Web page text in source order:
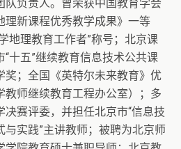
队负责人。曾荣获中国教育学会
理新课程优秀教学成果》一等
地理教育工作者”称号；北京课
十五”继续教育信息技术公共课
奖；全国《英特尔未来教育》优
教师继续教育工程办公室）；多
赛评委，并担任北京市“信息技
与实践”主讲教师；被聘为北京师